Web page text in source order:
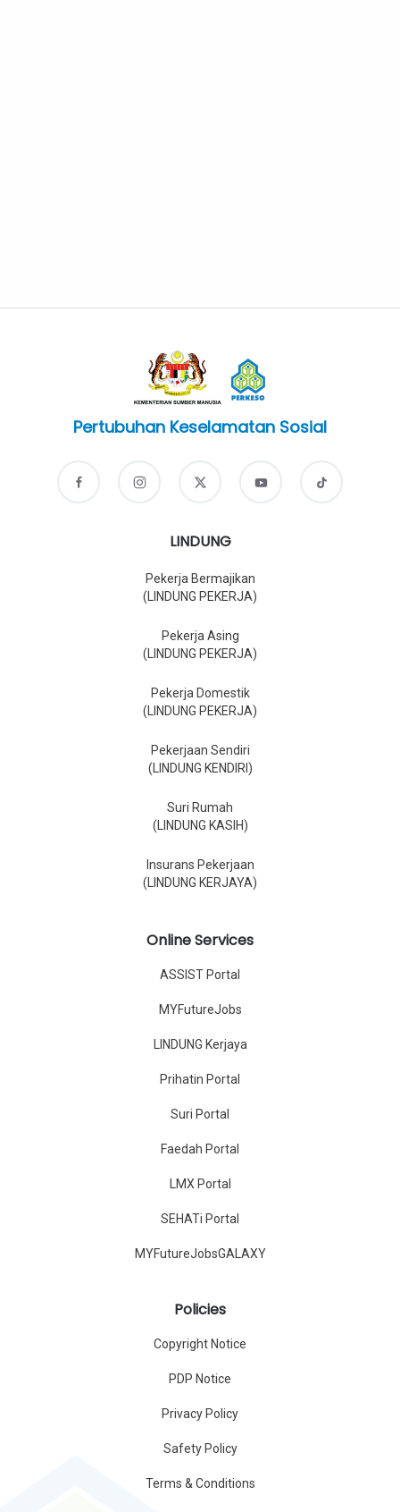
Pertubuhan Keselamatan Sosial
LINDUNG
Pekerja Bermajikan
(LINDUNG PEKERJA)
Pekerja Asing
(LINDUNG PEKERJA)
Pekerja Domestik
(LINDUNG PEKERJA)
Pekerjaan Sendiri
(LINDUNG KENDIRI)
Suri Rumah
(LINDUNG KASIH)
Insurans Pekerjaan
(LINDUNG KERJAYA)
Online Services
ASSIST Portal
MYFutureJobs
LINDUNG Kerjaya
Prihatin Portal
Suri Portal
Faedah Portal
LMX Portal
SEHATi Portal
MYFutureJobsGALAXY
Policies
Copyright Notice
PDP Notice
Privacy Policy
Safety Policy
Terms & Conditions